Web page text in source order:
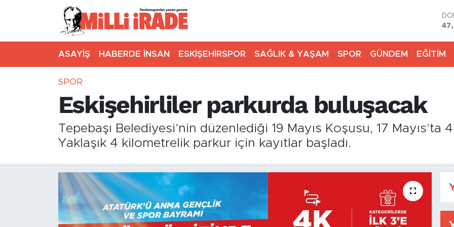
ASAYİŞ HABERDE İNSAN ESKİŞEHİRSPOR SAĞLIK & YAŞAM SPOR GÜNDEM EĞİTİM
SPOR
Eskişehirliler parkurda buluşacak
Tepebaşı Belediyesi’nin düzenlediği 19 Mayıs Koşusu, 17 Mayıs’ta
Yaklaşık 4 kilometrelik parkur için kayıtlar başladı.